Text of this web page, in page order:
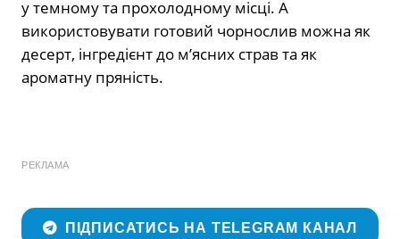
у темному та прохолодному місці. А
використовувати готовий чорнослив можна як
десерт, інгредієнт до м’ясних страв та як
ароматну пряність.
РЕКЛАМА
ПІДПИСАТИСЬ НА TELEGRAM КАНАЛ